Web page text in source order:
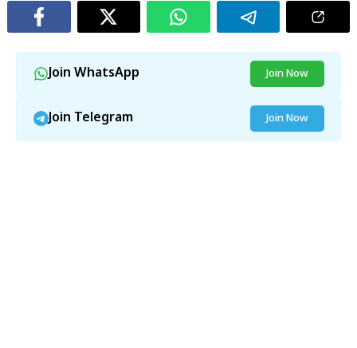
Join WhatsApp Join Now
Join Telegram Join Now